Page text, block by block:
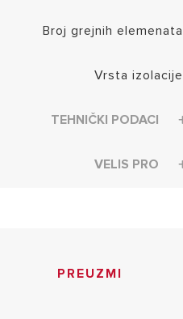
Broj grejnih elemenata
Vrsta izolacije
TEHNIČKI PODACI
VELIS PRO
PREUZMI